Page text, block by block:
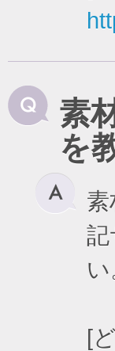
素
を
い
[